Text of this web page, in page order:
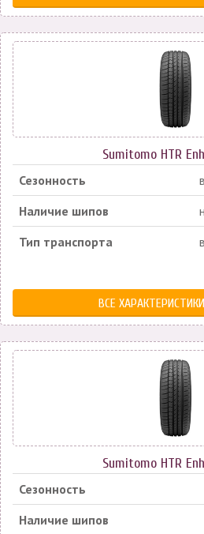
Sumitomo HTR
Сезонность
Наличие шипов
Тип транспорта
ВСЕ
Sumitomo HTR
Сезонность
Наличие шипов